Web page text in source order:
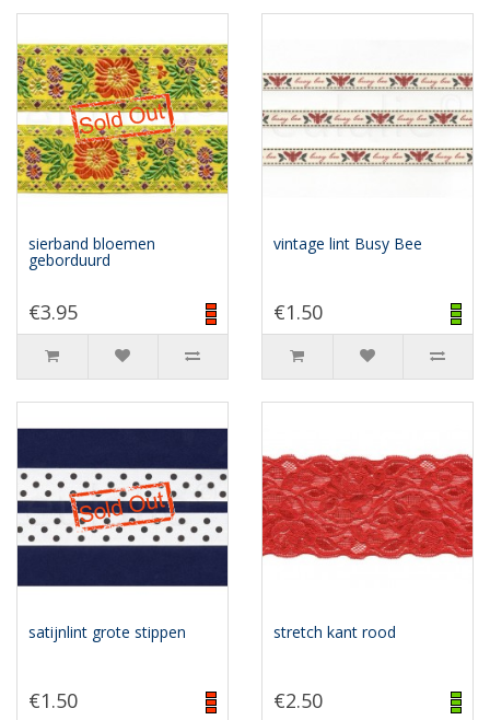
sierband bloemen
geborduurd
€3.95
vintage lint Busy Bee
€1.50
satijnlint grote stippen
€1.50
stretch kant rood
€2.50